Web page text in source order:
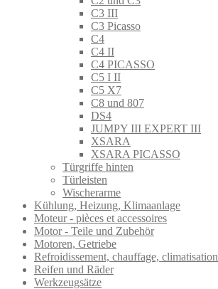
C3 III
C3 Picasso
C4
C4 II
C4 PICASSO
C5 I II
C5 X7
C8 und 807
DS4
JUMPY III EXPERT III
XSARA
XSARA PICASSO
Türgriffe hinten
Türleisten
Wischerarme
Kühlung, Heizung, Klimaanlage
Moteur - pièces et accessoires
Motor - Teile und Zubehör
Motoren, Getriebe
Refroidissement, chauffage, climatisation
Reifen und Räder
Werkzeugsätze